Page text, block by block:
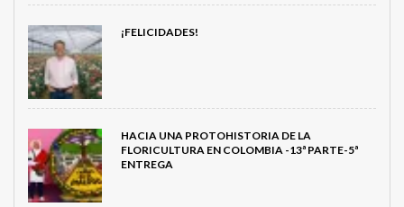
¡FELICIDADES!
HACIA UNA PROTOHISTORIA DE LA
FLORICULTURA EN COLOMBIA -13ª PARTE-5ª
ENTREGA